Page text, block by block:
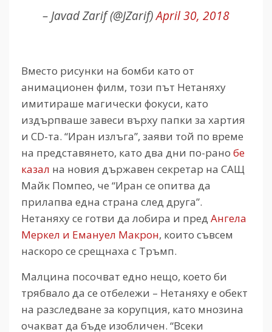
– Javad Zarif (@JZarif)April 30, 2018
Вместо рисунки на бомби като от
анимационен филм, този път Нетаняху
имитираше магически фокуси, като
издърпваше завеси върху папки за хартия
и CD-та. “Иран излъга”, заяви той по време
на представянето, като два дни по-рано бе
казал на новия държавен секретар на САЩ
Майк Помпео, че “Иран се опитва да
прилапва една страна след друга”.
Нетаняху се готви да лобира и пред Ангела
Меркел и Емануел Макрон, които съвсем
наскоро се срещнаха с Тръмп.
Малцина посочват едно нещо, което би
трябвало да се отбележи – Нетаняху е обект
на разследване за корупция, като мнозина
очакват да бъде изобличен. “Всеки